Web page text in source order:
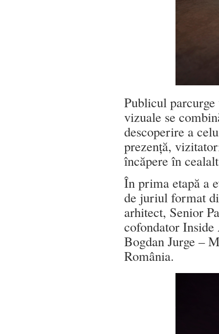
Publicul
vizuale se
descoperire a
prezență,
încăpere în
În prima etapă a
de juriul format
arhitect, Senior
cofondator
Bogdan Jurge –
România.